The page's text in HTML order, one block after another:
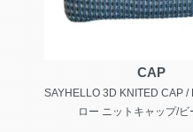
CAP
SAYHELLO 3D KNITED CAP /
ロー ニットキャップ/ビ